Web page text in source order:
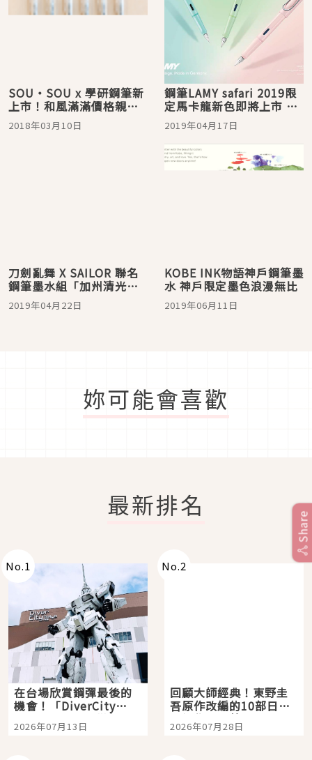
SOU・SOU x 學研鋼筆新
上市！和風滿滿價格親
切，超適合初心者
2018年03月10日
鋼筆LAMY safari 2019限
定馬卡龍新色即將上市 文
具控注意！
2019年04月17日
刀劍亂舞 X SAILOR 聯名
鋼筆墨水組「加州清光」
絕美上市！
2019年04月22日
KOBE INK物語神戶鋼筆墨
水 神戶限定墨色浪漫無比
2019年06月11日
妳可能會喜歡
最新排名
No.1
在台場欣賞鋼彈最後的
機會！「DiverCity
Tokyo Plaza」搭船、
購物、美食及夜景，一
2026年07月13日
No.2
回顧大師經典！東野圭
吾原作改編的10部日本
影視作品推薦
2026年07月28日
Share